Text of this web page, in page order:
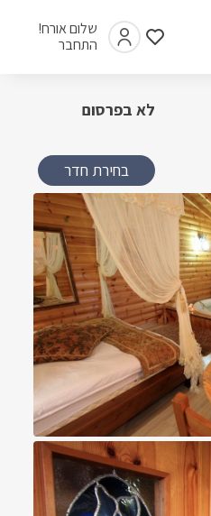
שלום אורח!
התחבר
לא בפרסום
בחירת חדר